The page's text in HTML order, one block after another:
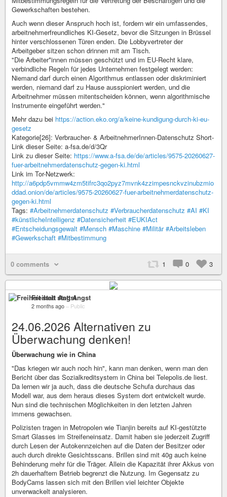
Gewerkschaften bestehen.
Auch wenn dieser Anspruch hoch ist, fordern wir ein umfassendes,
arbeitnehmerfreundliches KI-Gesetz, bevor die Sitzungen in Brüssel
hinter verschlossenen Türen enden. Die Lobbyvertreter der
Arbeitgeber sitzen schon drinnen mit am Tisch.
"Die Arbeiter*innen müssen geschützt und im EU-Recht klare,
verbindliche Regeln für jedes Unternehmen festgelegt werden:
Niemand darf durch einen Algorithmus entlassen oder diskriminiert
werden, niemand darf zu Hause ausspioniert werden, und die
Arbeitnehmer müssen mitentscheiden können, wenn algorithmische
Instrumente eingeführt werden."
Mehr dazu bei https://action.eko.org/a/keine-kundigung-durch-ki-eu-
gesetz
Kategorie[26]: Verbraucher- & ArbeitnehmerInnen-Datenschutz Short-
Link dieser Seite: a-fsa.de/d/3Qr
Link zu dieser Seite: https://www.a-fsa.de/de/articles/9575-20260627-
fuer-arbeitnehmerdatenschutz-gegen-ki.html
Link im Tor-Netzwerk:
http://a6pdp5vmmw4zm5tifrc3qo2pyz7mvnk4zzimpesnckvzinubzmio
ddad.onion/de/articles/9575-20260627-fuer-arbeitnehmerdatenschutz-
gegen-ki.html
Tags: #Arbeitnehmerdatenschutz #Verbraucherdatenschutz #AI #KI
#künstlicheIntelligenz #Datensicherheit #EUKIAct
#Entscheidungsgewalt #Mensch #Maschine #Militär #Arbeitsleben
#Gewerkschaft #Mitbestimmung
0 comments 1 0 3
Freiheit statt Angst
2 months ago – Public
24.06.2026 Alternativen zu
Überwachung denken!
Überwachung wie in China
"Das kriegen wir auch noch hin", kann man denken, wenn man den
Bericht über das Sozialkreditsystem in China bei Telepolis.de liest.
Da lernen wir ja auch, dass die deutsche Schufa durchaus das
Modell war, aus dem heraus dieses System dort entwickelt wurde.
Nun sind die technischen Möglichkeiten in den letzten Jahren
immens gewachsen.
Polizisten tragen in Metropolen wie Tianjin bereits auf KI-gestützte
Smart Glasses im Streifeneinsatz. Damit haben sie jederzeit Zugriff
durch Lesen der Autokennzeichen auf die Daten der Besitzer oder
auch durch direkte Gesichtsscans. Brillen sind mit 40g auch keine
Behinderung mehr für die Träger. Allein die Kapazität ihrer Akkus von
2h dauerhaftem Betrieb begrenzt die Nutzung. Im Gegensatz zu
BodyCams lassen sich mit den Brillen viel leichter Objekte
unverwackelt analysieren.